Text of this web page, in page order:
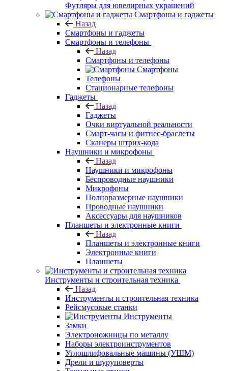
Футляры для ювелирных украшений
Смартфоны и гаджеты
Назад
Смартфоны и гаджеты
Смартфоны и телефоны
Назад
Смартфоны и телефоны
Смартфоны
Телефоны
Стационарные телефоны
Гаджеты
Назад
Гаджеты
Очки виртуальной реальности
Смарт-часы и фитнес-браслеты
Сканеры штрих-кода
Наушники и микрофоны
Назад
Наушники и микрофоны
Беспроводные наушники
Микрофоны
Полноразмерные наушники
Проводные наушники
Аксессуары для наушников
Планшеты и электронные книги
Назад
Планшеты и электронные книги
Электронные книги
Планшеты
Инструменты и строительная техника
Назад
Инструменты и строительная техника
Рейсмусовые станки
Инструменты
Замки
Электроножницы по металлу
Наборы электроинструментов
Углошлифовальные машины (УШМ)
Дрели и шуруповерты